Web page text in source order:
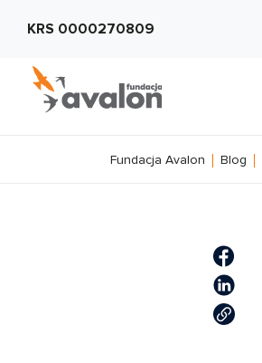
KRS 0000270809
Fundacja Avalon Blog